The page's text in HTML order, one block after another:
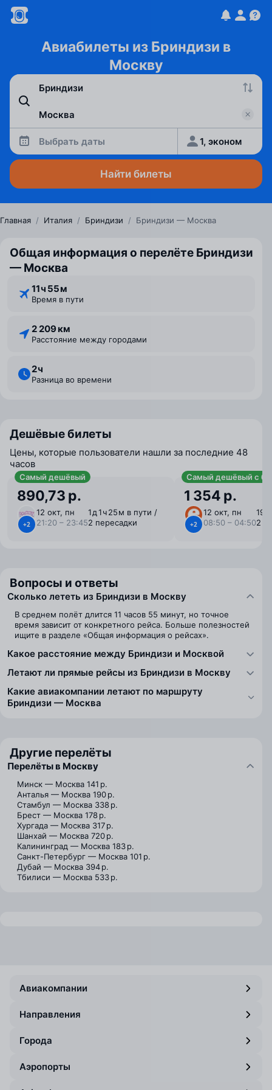
Авиабилеты из Бриндизи в
Москву
Выбрать даты 1, эконом
Найти билеты
Главная / Италия / Бриндизи / Бриндизи — Москва
Общая информация о перелёте Бриндизи
— Москва
11 ⁠ч 55 ⁠м
Время в пути
2 209 км
Расстояние между городами
2 ⁠ч
Разница во времени
Дешёвые билеты
Цены, которые пользователи нашли за последние 48
часов
Самый дешёвый
890,73 р.
+2
12 окт, пн
21:20 – 23:45
1 ⁠д 1 ⁠ч 25 ⁠м в пути /
2 пересадки
Самый дешёвый с
1 354 р.
+2
12 окт, пн
08:50 – 04:50
19
2
Вопросы и ответы
Сколько лететь из Бриндизи в Москву
В среднем полёт длится 11 часов 55 минут, но точное
время зависит от конкретного рейса. Больше полезностей
ищите в разделе «Общая информация о рейсах».
Какое расстояние между Бриндизи и Москвой
Летают ли прямые рейсы из Бриндизи в Москву
Какие авиакомпании летают по маршруту
Бриндизи — Москва
Другие перелёты
Перелёты в Москву
Минск — Москва 141 р.
Анталья — Москва 190 р.
Стамбул — Москва 338 р.
Брест — Москва 178 р.
Хургада — Москва 317 р.
Шанхай — Москва 720 р.
Калининград — Москва 183 р.
Санкт-Петербург — Москва 101 р.
Дубай — Москва 394 р.
Тбилиси — Москва 533 р.
Авиакомпании
Направления
Города
Аэропорты